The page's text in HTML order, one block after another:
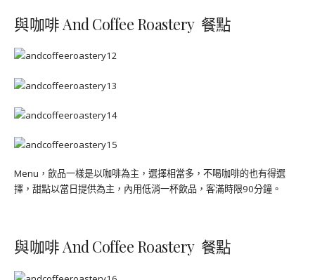
與咖啡 And Coffee Roastery 餐點
Menu，飲品一樣是以咖啡為主，選擇相當多，不喝咖啡的也有得選
擇，甜點以當日提供為主，內用低消一杯飲品，客滿時限90分鐘。
與咖啡 And Coffee Roastery 餐點